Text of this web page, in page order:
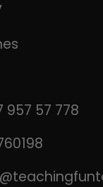
957 57 778